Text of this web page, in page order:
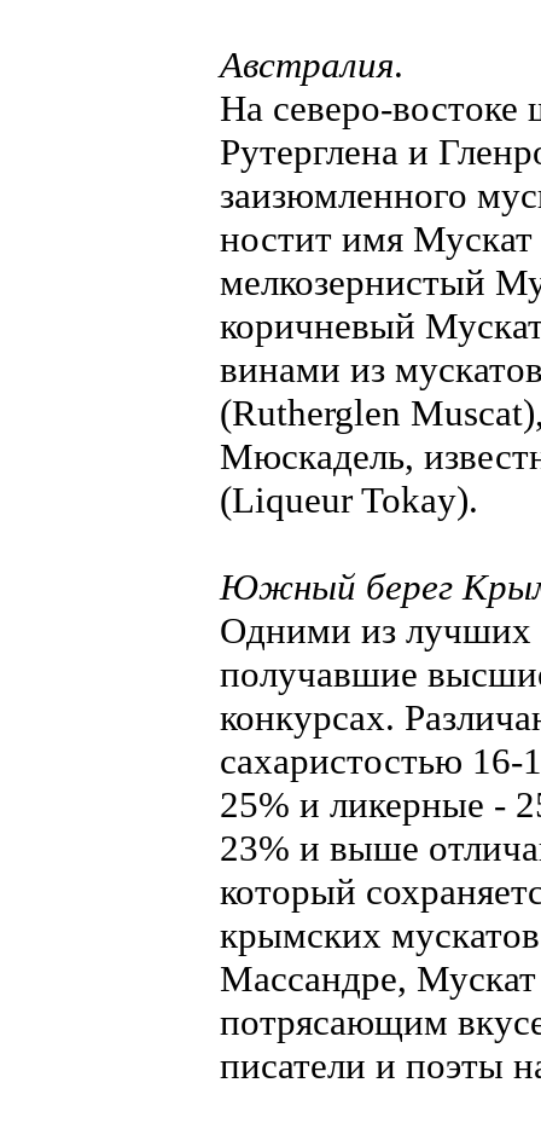
Австралия.
На северо-востоке
Рутерглена и
заизюмленного
ностит имя
мелкозернистый
коричневый
винами из
(Rutherglen
Мюскадель,
(Liqueur Tokay).
Южный берег
Одними из лучших
получавшие
конкурсах.
сахаристостью 16-
25% и ликерные -
23% и выше
который
крымских
Массандре,
потрясающим
писатели и поэты